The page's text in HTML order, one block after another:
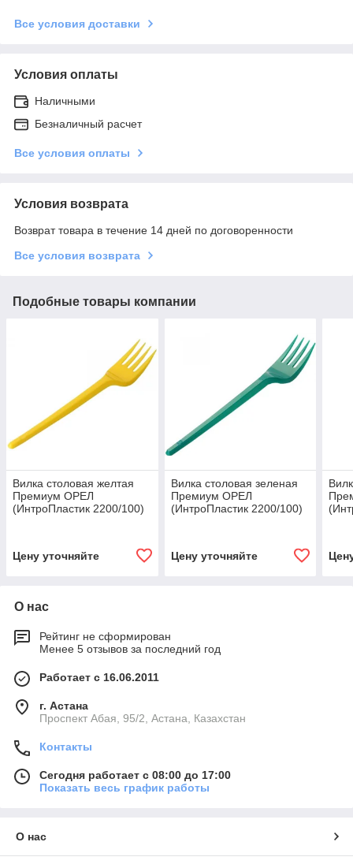
Все условия доставки
Условия оплаты
Наличными
Безналичный расчет
Все условия оплаты
Условия возврата
Возврат товара в течение 14 дней по договоренности
Все условия возврата
Подобные товары компании
Вилка столовая желтая
Премиум ОРЕЛ
(ИнтроПластик 2200/100)
Цену уточняйте
Вилка столовая зеленая
Премиум ОРЕЛ
(ИнтроПластик 2200/100)
Цену уточняйте
О нас
Рейтинг не сформирован
Менее 5 отзывов за последний год
Работает с 16.06.2011
г. Астана
​Проспект Абая, 95/2, Астана, Казахстан
Контакты
Сегодня работает с 08:00 до 17:00
Показать весь график работы
О нас